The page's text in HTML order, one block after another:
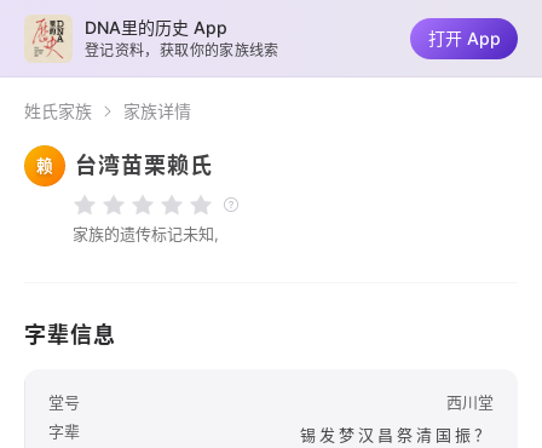
姓氏家族 家族详情
赖 台湾苗栗赖氏
家族的遗传标记未知,
字辈信息
堂号
西川堂
字辈
锡发梦汉昌祭清国振？
DNA里的历史 App
登记资料，获取你的家族线索
打开 App